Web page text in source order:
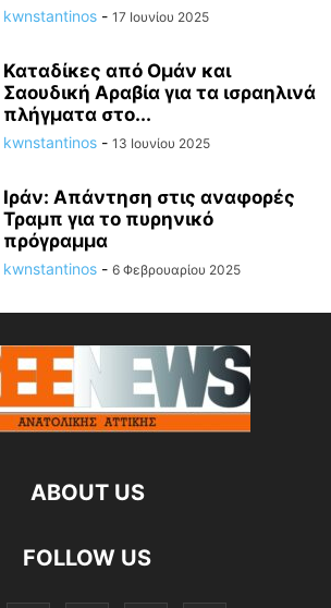
kwnstantinos - 17 Ιουνίου 2025
Καταδίκες από Ομάν και
Σαουδική Αραβία για τα ισραηλινά
πλήγματα στο...
kwnstantinos - 13 Ιουνίου 2025
Ιράν: Απάντηση στις αναφορές
Τραμπ για το πυρηνικό
πρόγραμμα
kwnstantinos - 6 Φεβρουαρίου 2025
ABOUT US
FOLLOW US